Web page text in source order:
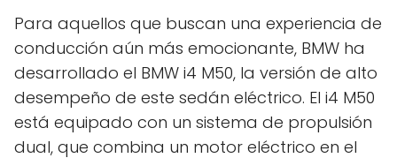
Para aquellos que buscan una experiencia de
conducción aún más emocionante, BMW ha
desarrollado el BMW i4 M50, la versión de alto
desempeño de este sedán eléctrico. El i4 M50
está equipado con un sistema de propulsión
dual, que combina un motor eléctrico en el